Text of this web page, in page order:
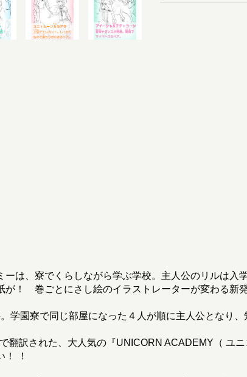
は、寮でくらしながら学ぶ学校。主人公のリルは
が！ 巻ごとにさし絵のイラストレーターが変わる新発
学園寮で同じ部屋になった４人が順に主人公となり
訳された、大人気の『UNICORN ACADEMY（ ユ
！